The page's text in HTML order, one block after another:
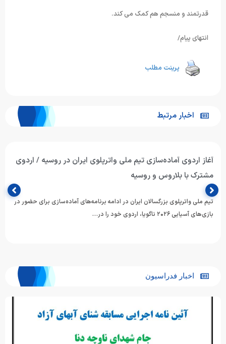
قدرتمند و منسجم هم کمک می کند.
انتهای پیام/
پرینت مطلب
اخبار مرتبط
آغاز اردوی آماده‌سازی تیم ملی واترپلوی ایران در روسیه / اردوی
مشترک با بلاروس و روسیه
تیم ملی واترپلوی بزرگسالان ایران در ادامه برنامه‌های آماده‌سازی برای حضور در
بازی‌های آسیایی ۲۰۲۶ ناگویا، اردوی خود را در…
اخبار فدراسیون